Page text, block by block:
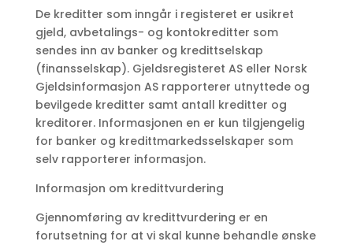
De kreditter som inngår i registeret er usikret
gjeld, avbetalings- og kontokreditter som
sendes inn av banker og kredittselskap
(finansselskap). Gjeldsregisteret AS eller Norsk
Gjeldsinformasjon AS rapporterer utnyttede og
bevilgede kreditter samt antall kreditter og
kreditorer. Informasjonen en er kun tilgjengelig
for banker og kredittmarkedsselskaper som
selv rapporterer informasjon.
Informasjon om kredittvurdering
Gjennomføring av kredittvurdering er en
forutsetning for at vi skal kunne behandle ønske